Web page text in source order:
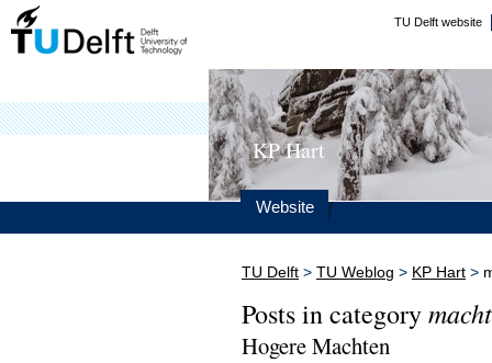
TU Delft website
KP Hart
Website
TU Delft > TU Weblog > KP Hart >
Posts in category
Hogere Machten